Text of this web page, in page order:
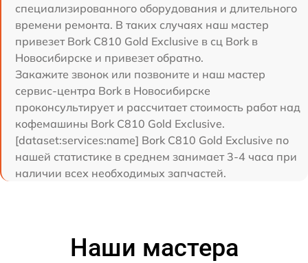
специализированного оборудования и длительного
времени ремонта. В таких случаях наш мастер
привезет Bork C810 Gold Exclusive в сц Bork в
Новосибирске и привезет обратно.
Закажите звонок или позвоните и наш мастер
сервис-центра Bork в Новосибирске
проконсультирует и рассчитает стоимость работ над
кофемашины Bork C810 Gold Exclusive.
[dataset:services:name] Bork C810 Gold Exclusive по
нашей статистике в среднем занимает 3-4 часа при
наличии всех необходимых запчастей.
Наши мастера